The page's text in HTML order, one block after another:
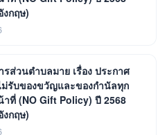
กฤษ)
ส่วนตำบลมาย เรื่อง ประกาศ
รับของขวัญและของกำนัลทุก
ที่ (NO Gift Policy) ปี 2568
กฤษ)